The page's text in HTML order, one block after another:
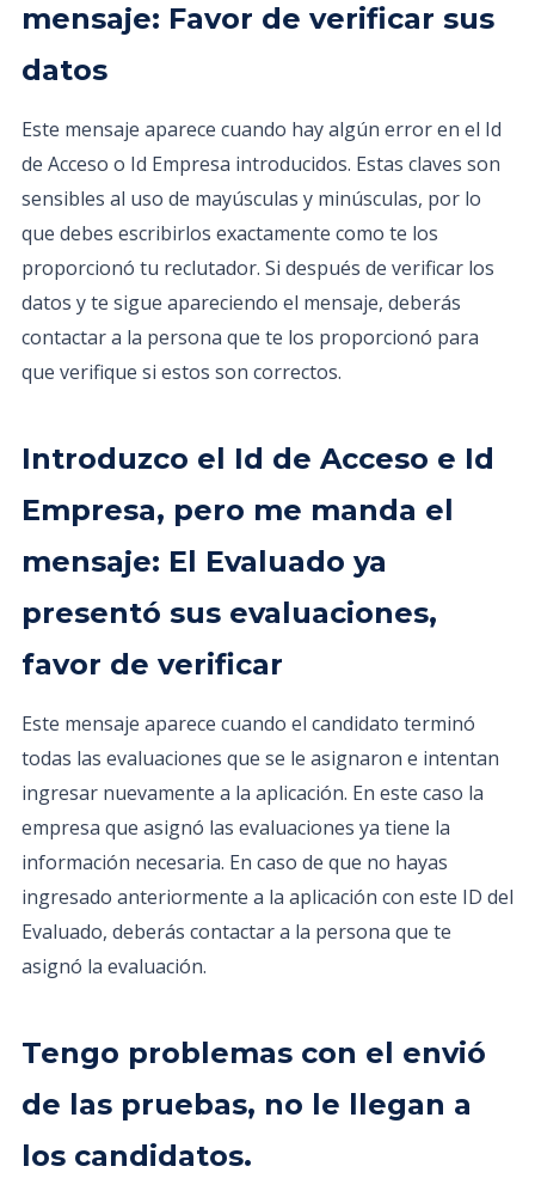
mensaje: Favor de verificar sus
datos
Este mensaje aparece cuando hay algún error en el Id
de Acceso o Id Empresa introducidos. Estas claves son
sensibles al uso de mayúsculas y minúsculas, por lo
que debes escribirlos exactamente como te los
proporcionó tu reclutador. Si después de verificar los
datos y te sigue apareciendo el mensaje, deberás
contactar a la persona que te los proporcionó para
que verifique si estos son correctos.
Introduzco el Id de Acceso e Id
Empresa, pero me manda el
mensaje: El Evaluado ya
presentó sus evaluaciones,
favor de verificar
Este mensaje aparece cuando el candidato terminó
todas las evaluaciones que se le asignaron e intentan
ingresar nuevamente a la aplicación. En este caso la
empresa que asignó las evaluaciones ya tiene la
información necesaria. En caso de que no hayas
ingresado anteriormente a la aplicación con este ID del
Evaluado, deberás contactar a la persona que te
asignó la evaluación.
Tengo problemas con el envió
de las pruebas, no le llegan a
los candidatos.